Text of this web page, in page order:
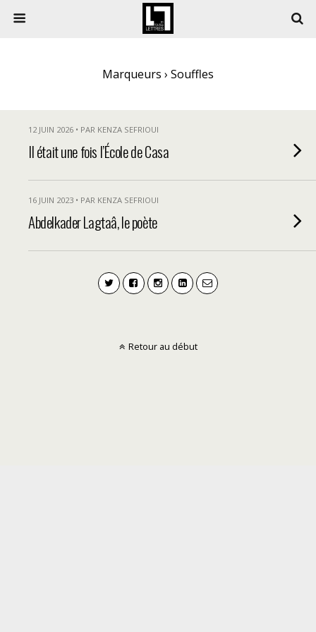
Marqueurs › Souffles
12 JUIN 2026 • PAR KENZA SEFRIOUI
Il était une fois l’École de Casa
16 JUIN 2023 • PAR KENZA SEFRIOUI
Abdelkader Lagtaâ, le poète
Retour au début